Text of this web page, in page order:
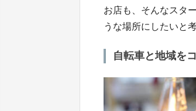
お店も、そんなスタ
うな場所にしたいと
自転車と地域を